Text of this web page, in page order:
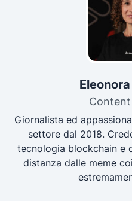
Giornalista ed
settore dal 2018.
tecnologia blockchain e
distanza dalle meme